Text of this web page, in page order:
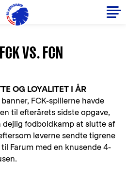
VS. FCN
OG LOYALITET I ÅR
FCK-spillerne havde
til efterårets sidste opgave,
dejlig fodboldkamp at slutte af
løverne sendte tigrene
Farum med en knusende 4-